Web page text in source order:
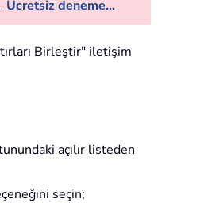
Ücretsiz deneme...
Birleştir" iletişim
açılır listeden
seçin;